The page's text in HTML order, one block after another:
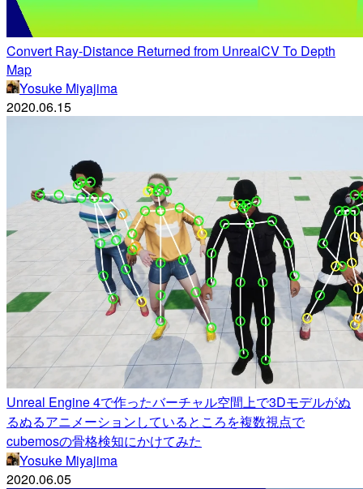
Convert Ray-Distance Returned from UnrealCV To Depth
Map
Yosuke Miyajima
2020.06.15
Unreal Engine 4で作ったバーチャル空間上で3Dモデルがぬ
るぬるアニメーションしているところを複数視点で
cubemosの骨格検知にかけてみた
Yosuke Miyajima
2020.06.05